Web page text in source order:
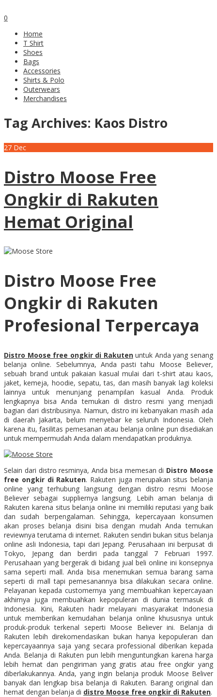
0
Home
T Shirt
Shoes
Bags
Accessories
Shirts & Polo
Outerwears
Merchandises
Tag Archives: Kaos Distro
27 Dec
Distro Moose Free
Ongkir di Rakuten
Hemat Original
Distro Moose Free
Ongkir di Rakuten
Profesional Terpercaya
Distro Moose free ongkir di Rakutenuntuk Anda yang senang
belanja online. Sebelumnya, Anda pasti tahu Moose Believer,
sebuah brand untuk pakaian kasual mulai dari t-shirt atau kaos,
jaket, kemeja, hoodie, sepatu, tas, dan masih banyak lagi koleksi
lainnya untuk menunjang penampilan kasual Anda. Produk
lengkapnya bisa Anda temukan di distro resmi yang menjadi
bagian dari distribusinya. Namun, distro ini kebanyakan masih ada
di daerah Jakarta, belum menyebar ke seluruh Indonesia. Oleh
karena itu, fasilitas pemesanan atau belanja online pun disediakan
untuk mempermudah Anda dalam mendapatkan produknya.
Selain dari distro resminya, Anda bisa memesan di Distro Moose
free ongkir di Rakuten. Rakuten juga merupakan situs belanja
online yang terhubung langsung dengan distro resmi Moose
Believer sebagai suppliernya langsung. Lebih aman belanja di
Rakuten karena situs belanja online ini memiliki reputasi yang baik
dan sudah berpengalaman. Sehingga, kepercayaan konsumen
akan proses belanja disini bisa dengan mudah Anda temukan
reviewnya terutama di internet. Rakuten sendiri bukan situs belanja
online asli Indonesia, tapi dari Jepang. Perusahaan ini berpusat di
Tokyo, Jepang dan berdiri pada tanggal 7 Februari 1997.
Perusahaan yang bergerak di bidang jual beli online ini konsepnya
sama seperti mall. Anda bisa menemukan semua barang sama
seperti di mall tapi pemesanannya bisa dilakukan secara online.
Pelayanan kepada customernya yang membuahkan kepercayaan
akhirnya juga membuahkan kepopuleran di dunia termasuk di
Indonesia. Kini, Rakuten hadir melayani masyarakat Indonesia
untuk memberikan kemudahan belanja online khususnya untuk
produk-produk terkenal seperti Moose Believer ini. Belanja di
Rakuten lebih direkomendasikan bukan hanya kepopuleran dan
kepercayaannya saja yang secara professional diberikan kepada
Anda. Belanja di Rakuten pun lebih menguntungkan karena harga
lebih hemat dan pengiriman yang gratis atau free ongkir yang
diberlakukannya. Anda, yang ingin belanja produk Moose Beliver
banyak dan lengkap bisa belanja di Rakuten. Barang original dan
hemat dengan belanja di distro Moose free ongkir di Rakuten.